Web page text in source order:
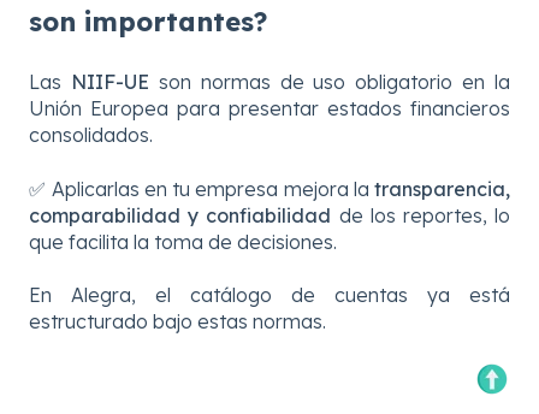
son importantes?
Las NIIF-UE son normas de uso obligatorio en la
Unión Europea para presentar estados financieros
consolidados.
✅ Aplicarlas en tu empresa mejora la transparencia,
comparabilidad y confiabilidad de los reportes, lo
que facilita la toma de decisiones.
En Alegra, el catálogo de cuentas ya está
estructurado bajo estas normas.